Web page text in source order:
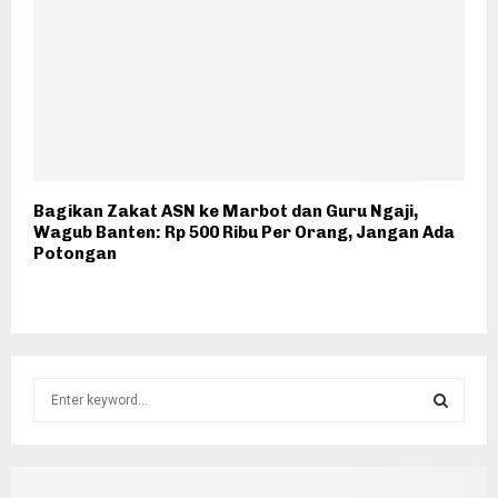
Bagikan Zakat ASN ke Marbot dan Guru Ngaji,
Wagub Banten: Rp 500 Ribu Per Orang, Jangan Ada
Potongan